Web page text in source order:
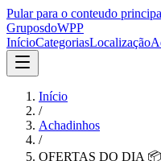
Pular para o conteudo
GruposdoWPP
InícioCategoriasLocalização
Início
/
Achadinhos
/
OFERTAS DO DIA